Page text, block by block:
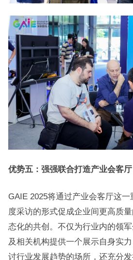
优势五：强强联合打造产业会客
GAIE 2025将通过产业会客厅这
度采访的形式促成企业间更高质
态化的共创。不仅为行业内的领
及相关机构提供一个展示自身实
讨行业发展趋势的场所，还充分